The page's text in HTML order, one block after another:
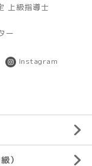
上級指導士
ー
Instagram
）